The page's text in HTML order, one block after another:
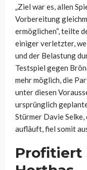
„Ziel war es, allen
Vorbereitung
ermöglichen“, teilte
einiger verletzter,
und der Belastung
Testspiel gegen
mehr möglich, die
unter diesen
ursprünglich
Stürmer Davie
aufläuft, fiel somit
Profitiert